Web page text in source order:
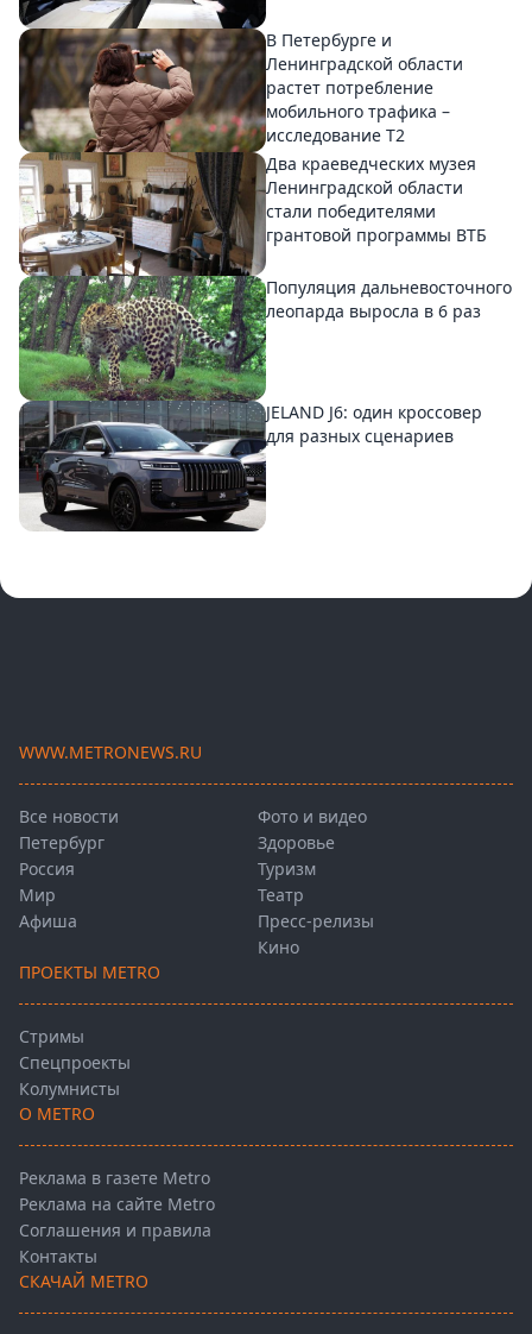
В Петербурге и
Ленинградской области
растет потребление
мобильного трафика –
исследование T2
Два краеведческих музея
Ленинградской области
стали победителями
грантовой программы ВТБ
Популяция дальневосточного
леопарда выросла в 6 раз
JELAND J6: один кроссовер
для разных сценариев
WWW.METRONEWS.RU
Все новости
Петербург
Россия
Мир
Афиша
Фото и видео
Здоровье
Туризм
Театр
Пресс-релизы
Кино
ПРОЕКТЫ METRO
Стримы
Спецпроекты
Колумнисты
О METRO
Реклама в газете Metro
Реклама на сайте Metro
Соглашения и правила
Контакты
СКАЧАЙ METRO